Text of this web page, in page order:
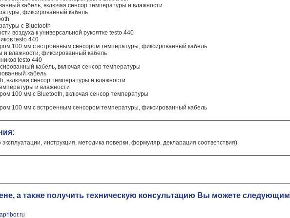
кабель, включая сенсор температуры и влажности
фиксированный кабель
с Bluetooth
воздуха к универсальной рукоятке testo 440
testo 440
100 мм с встроенным сенсором температуры, фиксированный кабель
влажности, фиксированный кабель
testo 440
кабель, включая сенсор температуры
кабель
включая сенсор температуры и влажности
и влажности
100 мм с Bluetooth, включая сенсор температуры
100 мм с встроенным сенсором температуры, фиксированный кабель
инструкция, методика поверки, формуляр, декларация соответствия)
а также получить техническую консультацию Вы можете следующим